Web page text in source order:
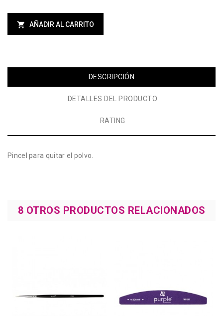
 AÑADIR AL CARRITO
DESCRIPCIÓN
DETALLES DEL PRODUCTO
RATING
Pincel para quitar el polvo.
8 OTROS PRODUCTOS RELACIONADOS